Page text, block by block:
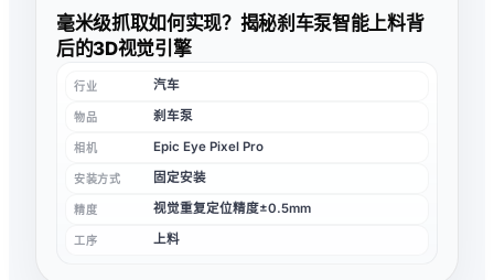
毫米级抓取如何实现？揭秘刹车泵智能上料背
后的3D视觉引擎
行业 汽车
物品 刹车泵
相机 Epic Eye Pixel Pro
安装方式 固定安装
精度 视觉重复定位精度±0.5mm
工序 上料